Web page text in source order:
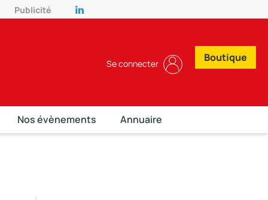
Publicité
Se connecter Boutique
Nos évènements Annuaire